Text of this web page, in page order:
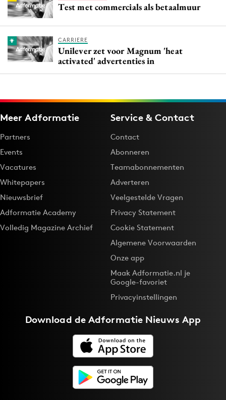
Test met commercials als betaalmuur
CARRIERE
Unilever zet voor Magnum 'heat
activated' advertenties in
Meer Adformatie
Partners
Events
Vacatures
Whitepapers
Nieuwsbrief
Adformatie Academy
Volledig Magazine Archief
Service & Contact
Contact
Abonneren
Teamabonnementen
Adverteren
Veelgestelde Vragen
Privacy Statement
Cookie Statement
Algemene Voorwaarden
Onze app
Maak Adformatie.nl je
Google-favoriet
Privacyinstellingen
Download deAdformatie Nieuws App